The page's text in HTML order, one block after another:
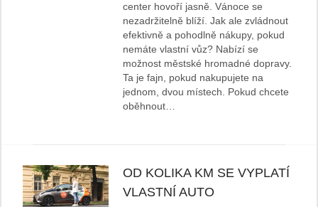
center hovoří jasně. Vánoce se
nezadržitelně blíží. Jak ale zvládnout
efektivně a pohodlně nákupy, pokud
nemáte vlastní vůz? Nabízí se
možnost městské hromadné dopravy.
Ta je fajn, pokud nakupujete na
jednom, dvou místech. Pokud chcete
oběhnout…
OD KOLIKA KM SE VYPLATÍ
VLASTNÍ AUTO